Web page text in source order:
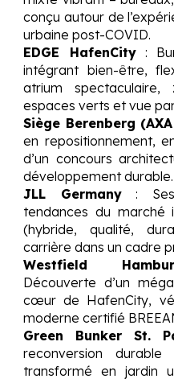
conçu autour de
urbaine post-COVID.
EDGE HafenCity:
intégrant bien-être,
atrium spectaculaire,
espaces verts et vue
Siège Berenberg
en repositionnement,
d’un concours
développement durable.
JLL Germany:
tendances du marché
(hybride, qualité,
carrière dans un cadre
Westfield
Découverte d’un
cœur de HafenCity,
moderne certifié
Green Bunker St.
reconversion
transformé en jardin